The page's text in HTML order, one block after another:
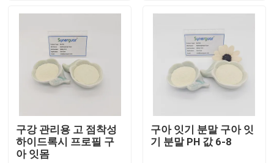
저희와 연락
소식
사건
견적을 요청하십시오
구강 관리용 고 점착성
하이드록시 프로필 구
아 잇몸
구아 잇기 분말 구아 잇
기 분말 PH 값 6-8